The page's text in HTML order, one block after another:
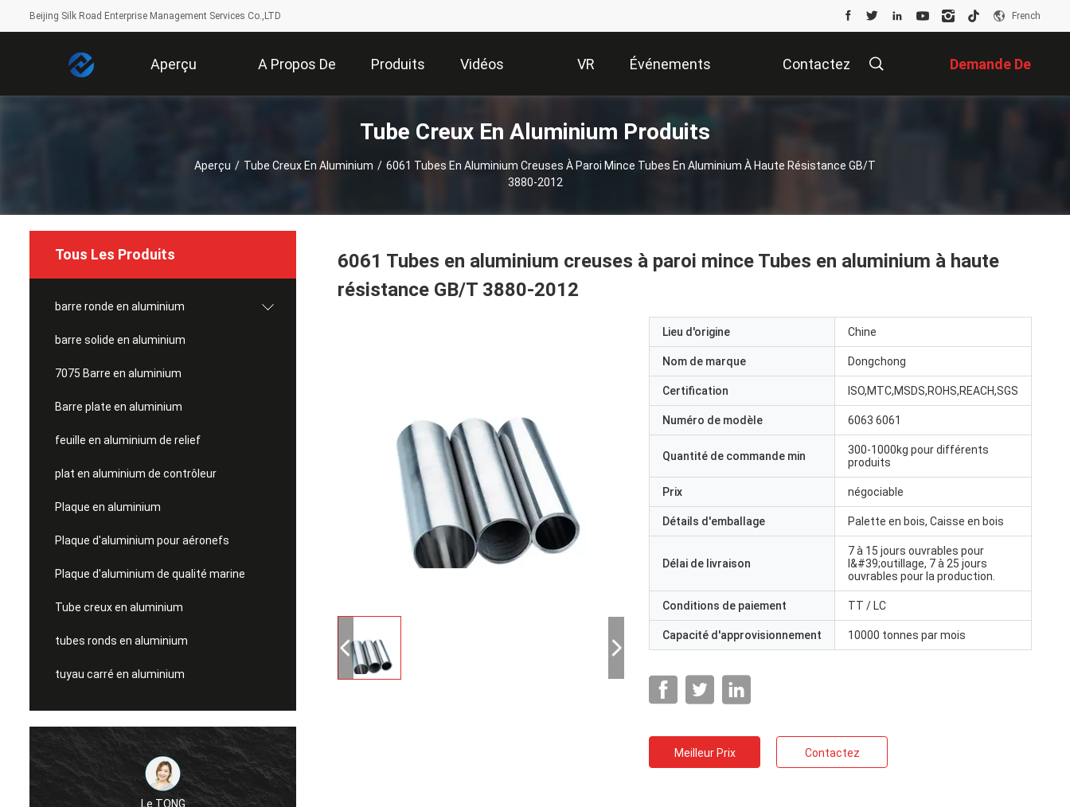
Beijing Silk Road Enterprise Management Services Co.,LTD French
Aperçu A Propos De Produits Vidéos VR
Show
Événements Contactez Demande De
Soumission
Tube Creux En Aluminium Produits
Aperçu / Tube Creux En Aluminium / 6061 Tubes En Aluminium Creuses À Paroi Mince Tubes En Aluminium À Haute Résistance GB/T
3880-2012
Tous Les Produits
barre ronde en aluminium
barre solide en aluminium
7075 Barre en aluminium
Barre plate en aluminium
feuille en aluminium de relief
plat en aluminium de contrôleur
Plaque en aluminium
Plaque d'aluminium pour aéronefs
Plaque d'aluminium de qualité marine
Tube creux en aluminium
tubes ronds en aluminium
tuyau carré en aluminium
Je vous en prie.
6061 Tubes en aluminium creuses à paroi mince Tubes en aluminium à haute
résistance GB/T 3880-2012
Lieu d'origine Chine
Nom de marque Dongchong
Certification ISO,MTC,MSDS,ROHS,REACH,SGS
Numéro de modèle 6063 6061
Quantité de commande min
300-1000kg pour différents
produits
Prix négociable
Détails d'emballage Palette en bois, Caisse en bois
Délai de livraison
7 à 15 jours ouvrables pour
l&#39;outillage, 7 à 25 jours
ouvrables pour la production.
Conditions de paiement TT / LC
Capacité d'approvisionnement 10000 tonnes par mois
Meilleur Prix Contactez